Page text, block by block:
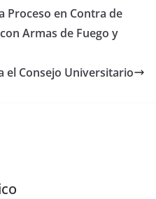
Proceso en Contra de
Armas de Fuego y
el Consejo Universitario